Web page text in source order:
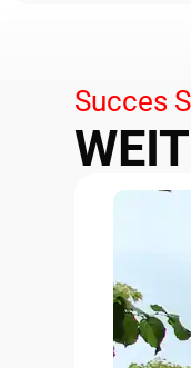
Succes